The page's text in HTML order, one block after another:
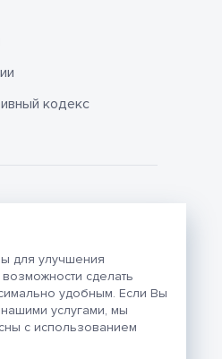
для улучшения
сделать
удобным. Если Вы
услугами, мы
с использованием
кодекс